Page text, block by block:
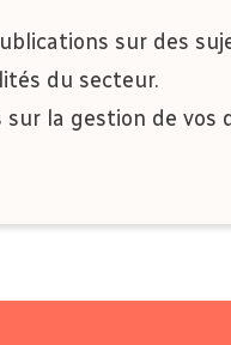
sur des
du secteur.
sur la gestion de vos